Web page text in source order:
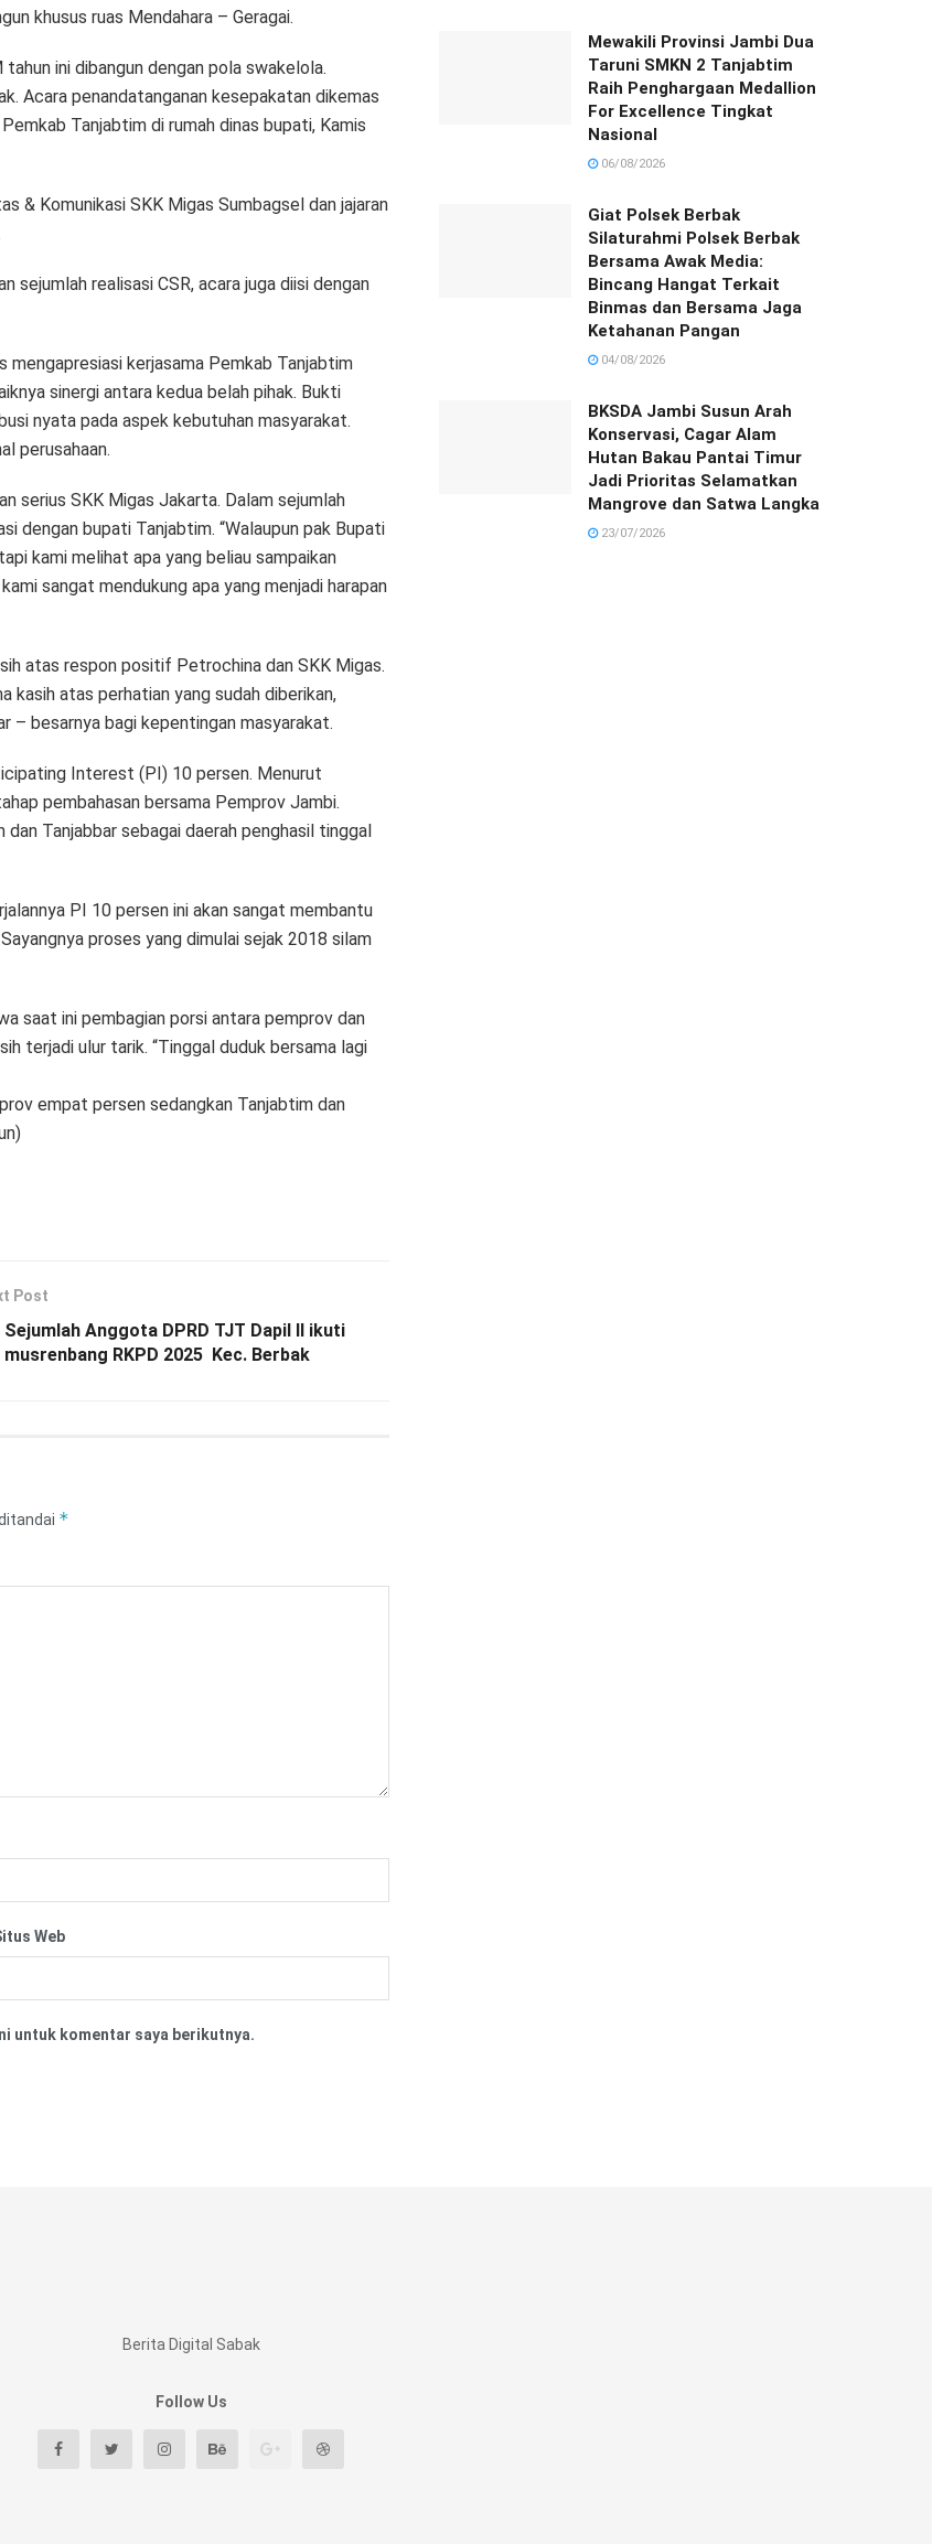
khusus ruas Mendahara – Geragai.
ini dibangun dengan pola swakelola.
Acara penandatanganan kesepakatan dikemas
Tanjabtim di rumah dinas bupati, Kamis
& Komunikasi SKK Migas Sumbagsel dan jajaran
sejumlah realisasi CSR, acara juga diisi dengan
mengapresiasi kerjasama Pemkab Tanjabtim
sinergi antara kedua belah pihak. Bukti
nyata pada aspek kebutuhan masyarakat.
perusahaan.
serius SKK Migas Jakarta. Dalam sejumlah
dengan bupati Tanjabtim. “Walaupun pak Bupati
kami melihat apa yang beliau sampaikan
sangat mendukung apa yang menjadi harapan
atas respon positif Petrochina dan SKK Migas.
kasih atas perhatian yang sudah diberikan,
– besarnya bagi kepentingan masyarakat.
Interest (PI) 10 persen. Menurut
pembahasan bersama Pemprov Jambi.
Tanjabbar sebagai daerah penghasil tinggal
PI 10 persen ini akan sangat membantu
proses yang dimulai sejak 2018 silam
saat ini pembagian porsi antara pemprov dan
terjadi ulur tarik. “Tinggal duduk bersama lagi
empat persen sedangkan Tanjabtim dan
Post
Sejumlah Anggota DPRD TJT Dapil II ikuti
musrenbang RKPD 2025 Kec. Berbak
*
Web
untuk komentar saya berikutnya.
Mewakili Provinsi Jambi Dua
Taruni SMKN 2 Tanjabtim
Raih Penghargaan Medallion
For Excellence Tingkat
Nasional
06/08/2026
Giat Polsek Berbak
Silaturahmi Polsek Berbak
Bersama Awak Media:
Bincang Hangat Terkait
Binmas dan Bersama Jaga
Ketahanan Pangan
04/08/2026
BKSDA Jambi Susun Arah
Konservasi, Cagar Alam
Hutan Bakau Pantai Timur
Jadi Prioritas Selamatkan
Mangrove dan Satwa Langka
23/07/2026
Berita Digital Sabak
Follow Us